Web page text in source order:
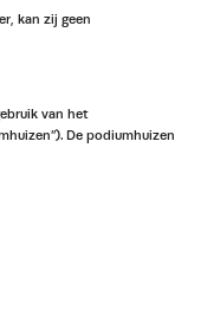
kan zij geen
van het
De podiumhuizen